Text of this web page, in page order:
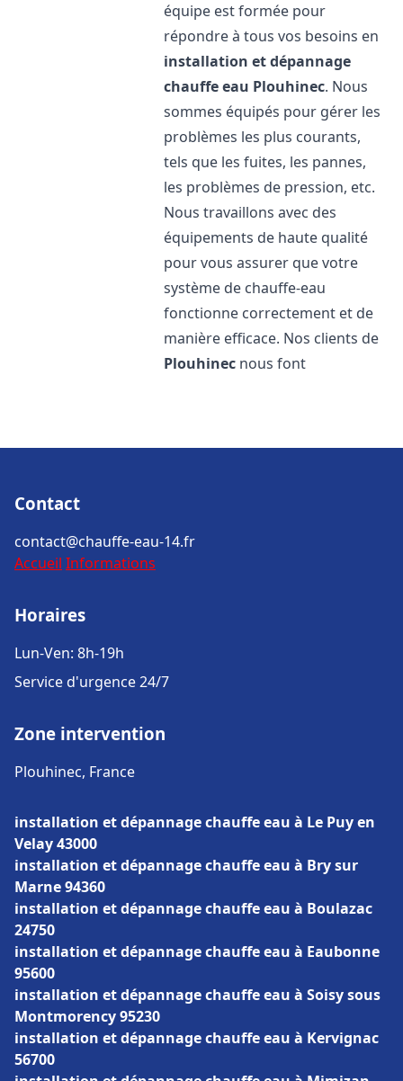
équipe est formée pour
répondre à tous vos besoins en
installation et dépannage
chauffe eau Plouhinec. Nous
sommes équipés pour gérer les
problèmes les plus courants,
tels que les fuites, les pannes,
les problèmes de pression, etc.
Nous travaillons avec des
équipements de haute qualité
pour vous assurer que votre
système de chauffe-eau
fonctionne correctement et de
manière efficace. Nos clients de
Plouhinec nous font
Contact
contact@chauffe-eau-14.fr
Accueil Informations
Horaires
Lun-Ven: 8h-19h
Service d'urgence 24/7
Zone intervention
Plouhinec, France
installation et dépannage chauffe eau à Le Puy en
Velay 43000
installation et dépannage chauffe eau à Bry sur
Marne 94360
installation et dépannage chauffe eau à Boulazac
24750
installation et dépannage chauffe eau à Eaubonne
95600
installation et dépannage chauffe eau à Soisy sous
Montmorency 95230
installation et dépannage chauffe eau à Kervignac
56700